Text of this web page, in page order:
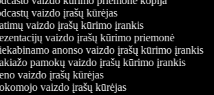
vaizdo įrašų kūrėjas
vaizdo įrašų kūrimo įrankis
vaizdo įrašų kūrimo priemonė
anonso vaizdo įrašų kūrimo įrankis
pamokų vaizdo įrašų kūrimo įrankis
vaizdo įrašų kūrėjas
vaizdo įrašų kūrėjas